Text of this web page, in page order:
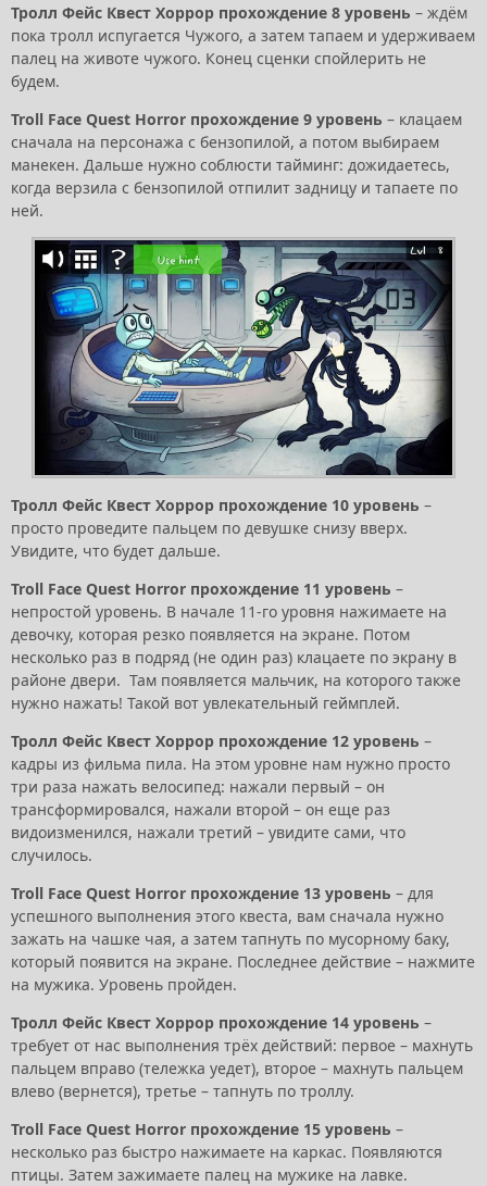
Тролл Фейс Квест Хоррор прохождение 8 уровень – ждём
пока тролл испугается Чужого, а затем тапаем и удерживаем
палец на животе чужого. Конец сценки спойлерить не
будем.
Troll Face Quest Horror прохождение 9 уровень – клацаем
сначала на персонажа с бензопилой, а потом выбираем
манекен. Дальше нужно соблюсти тайминг: дожидаетесь,
когда верзила с бензопилой отпилит задницу и тапаете по
ней.
Тролл Фейс Квест Хоррор прохождение 10 уровень –
просто проведите пальцем по девушке снизу вверх.
Увидите, что будет дальше.
Troll Face Quest Horror прохождение 11 уровень –
непростой уровень. В начале 11-го уровня нажимаете на
девочку, которая резко появляется на экране. Потом
несколько раз в подряд (не один раз) клацаете по экрану в
районе двери. Там появляется мальчик, на которого также
нужно нажать! Такой вот увлекательный геймплей.
Тролл Фейс Квест Хоррор прохождение 12 уровень –
кадры из фильма пила. На этом уровне нам нужно просто
три раза нажать велосипед: нажали первый – он
трансформировался, нажали второй – он еще раз
видоизменился, нажали третий – увидите сами, что
случилось.
Troll Face Quest Horror прохождение 13 уровень – для
успешного выполнения этого квеста, вам сначала нужно
зажать на чашке чая, а затем тапнуть по мусорному баку,
который появится на экране. Последнее действие – нажмите
на мужика. Уровень пройден.
Тролл Фейс Квест Хоррор прохождение 14 уровень –
требует от нас выполнения трёх действий: первое – махнуть
пальцем вправо (тележка уедет), второе – махнуть пальцем
влево (вернется), третье – тапнуть по троллу.
Troll Face Quest Horror прохождение 15 уровень –
несколько раз быстро нажимаете на каркас. Появляются
птицы. Затем зажимаете палец на мужике на лавке.